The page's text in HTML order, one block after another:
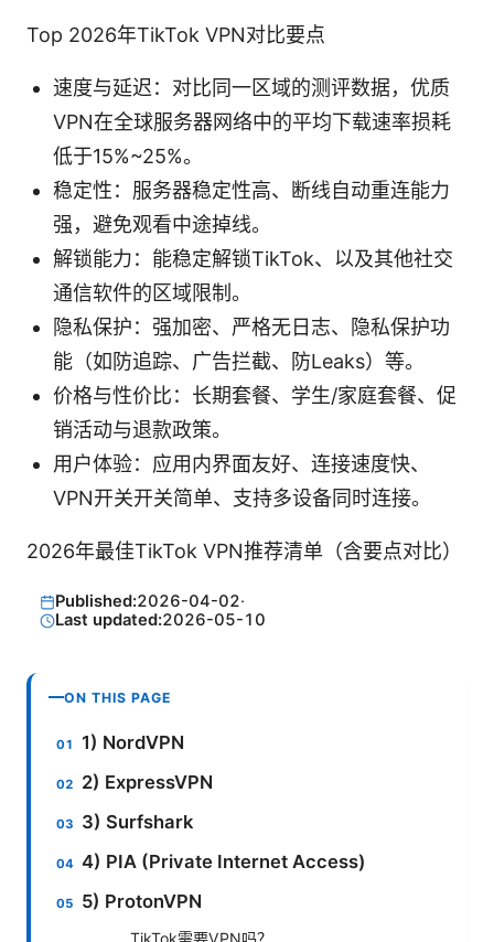
Top 2026年TikTok VPN对比要点
速度与延迟：对比同一区域的测评数据，优质
VPN在全球服务器网络中的平均下载速率损耗
低于15%~25%。
稳定性：服务器稳定性高、断线自动重连能力
强，避免观看中途掉线。
解锁能力：能稳定解锁TikTok、以及其他社交
通信软件的区域限制。
隐私保护：强加密、严格无日志、隐私保护功
能（如防追踪、广告拦截、防Leaks）等。
价格与性价比：长期套餐、学生/家庭套餐、促
销活动与退款政策。
用户体验：应用内界面友好、连接速度快、
VPN开关开关简单、支持多设备同时连接。
2026年最佳TikTok VPN推荐清单（含要点对比）
Published:2026-04-02·
Last updated:2026-05-10
ON THIS PAGE
1) NordVPN
2) ExpressVPN
3) Surfshark
4) PIA (Private Internet Access)
5) ProtonVPN
TikTok需要VPN吗？